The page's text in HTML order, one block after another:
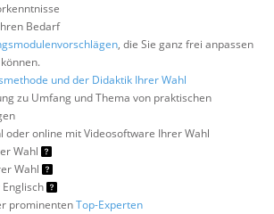
Bedarf
, die Sie ganz frei anpassen
und der Didaktik Ihrer Wahl
zu Umfang und Thema von praktischen
oder online mit Videosoftware Ihrer Wahl
Wahl
Wahl
prominentenTop-Experten